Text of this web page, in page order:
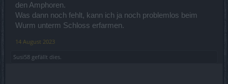
den Amphoren.
Was dann noch fehlt, kann ich ja noch problemlos beim
Wurm unterm Schloss erfarmen.
14 August 2023
Susi58 gefällt dies.